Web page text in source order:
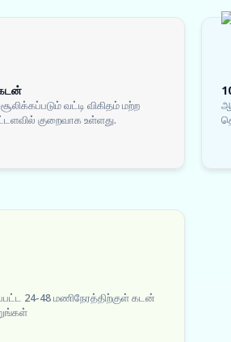
வட்டி விகிதம் மற்ற
குறைவாக உள்ளது.
24-48 மணிநேரத்திற்குள் கடன்